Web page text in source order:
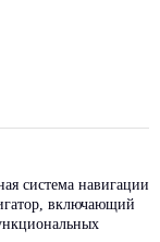
система навигации
включающий